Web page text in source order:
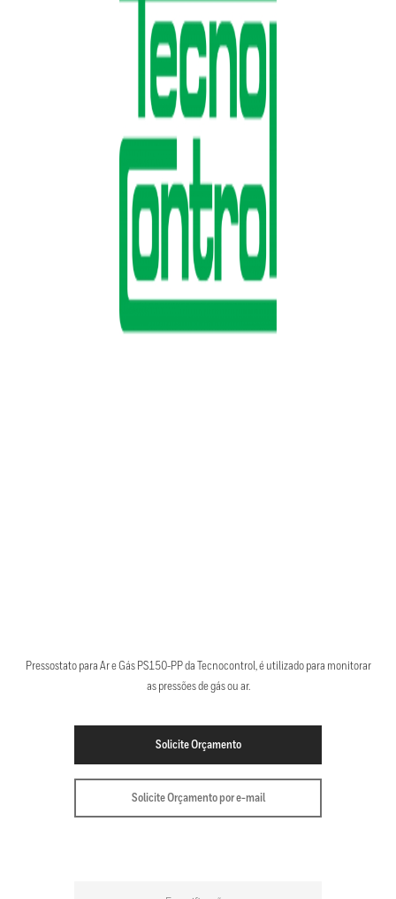
Pressostato para Ar e Gás PS150-PP da Tecnocontrol, é utilizado para monitorar
as pressões de gás ou ar.
Solicite Orçamento
Solicite Orçamento por e-mail